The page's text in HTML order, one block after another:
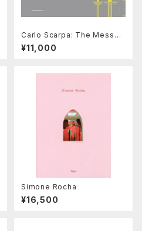
Carlo Scarpa: The Messag
e of the Structure
¥11,000
Simone Rocha
¥16,500